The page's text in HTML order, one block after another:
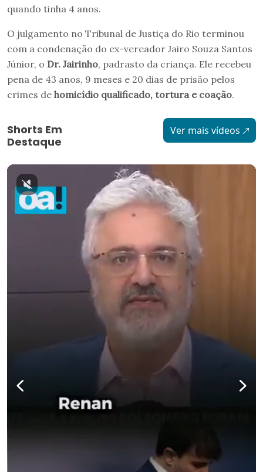
quando tinha 4 anos.
O julgamento no Tribunal de Justiça do Rio terminou
com a condenação do ex-vereador Jairo Souza Santos
Júnior, o Dr. Jairinho, padrasto da criança. Ele recebeu
pena de 43 anos, 9 meses e 20 dias de prisão pelos
crimes de homicídio qualificado, tortura e coação.
Shorts Em
Destaque
Ver mais vídeos